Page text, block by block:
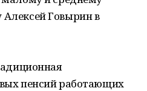
Говырин в
пенсий работающих